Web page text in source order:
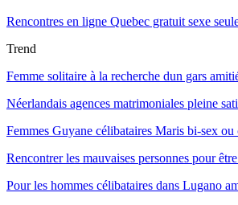
Rencontres en ligne Quebec gratuit sexe
Trend
Femme solitaire à la recherche dun gars
Néerlandais agences matrimoniales pleine
Femmes Guyane célibataires Maris bi-sex ou
Rencontrer les mauvaises personnes pour
Pour les hommes célibataires dans Lugano